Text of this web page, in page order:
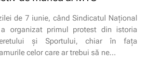
de 7 iunie, când Sindicatul Național
organizat primul protest din istoria
și Sportului, chiar în fața
celor care ar trebui să ne…